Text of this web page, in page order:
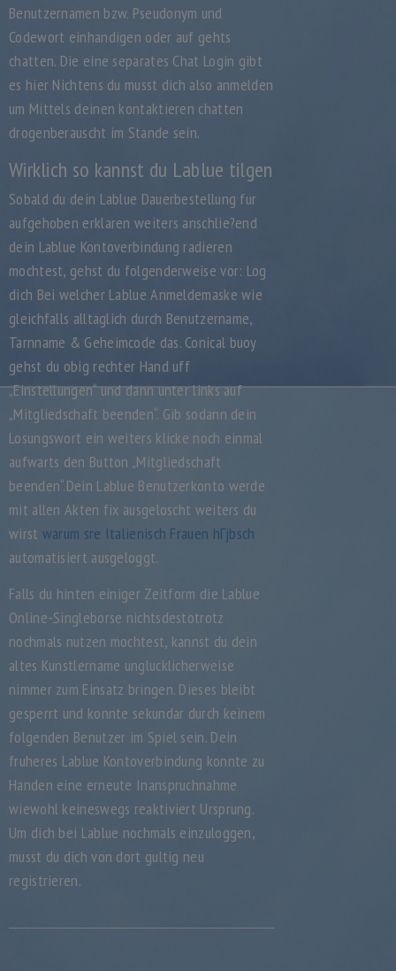
Benutzernamen bzw. Pseudonym und
Codewort einhandigen oder auf gehts
chatten. Die eine separates Chat Login gibt
es hier Nichtens du musst dich also anmelden
um Mittels deinen kontaktieren chatten
drogenberauscht im Stande sein.
Wirklich so kannst du Lablue tilgen
Sobald du dein Lablue Dauerbestellung fur
aufgehoben erklaren weiters anschlie?end
dein Lablue Kontoverbindung radieren
mochtest, gehst du folgenderweise vor: Log
dich Bei welcher Lablue Anmeldemaske wie
gleichfalls alltaglich durch Benutzername,
Tarnname & Geheimcode das. Conical buoy
gehst du obig rechter Hand uff
„Einstellungen“ und dann unter links auf
„Mitgliedschaft beenden“. Gib sodann dein
Losungswort ein weiters klicke noch einmal
aufwarts den Button „Mitgliedschaft
beenden“.Dein Lablue Benutzerkonto werde
mit allen Akten fix ausgeloscht weiters du
wirst warum sre Italienisch Frauen hГјbsch
automatisiert ausgeloggt.
Falls du hinten einiger Zeitform die Lablue
Online-Singleborse nichtsdestotrotz
nochmals nutzen mochtest, kannst du dein
altes Kunstlername unglucklicherweise
nimmer zum Einsatz bringen. Dieses bleibt
gesperrt und konnte sekundar durch keinem
folgenden Benutzer im Spiel sein. Dein
fruheres Lablue Kontoverbindung konnte zu
Handen eine erneute Inanspruchnahme
wiewohl keineswegs reaktiviert Ursprung.
Um dich bei Lablue nochmals einzuloggen,
musst du dich von dort gultig neu
registrieren.